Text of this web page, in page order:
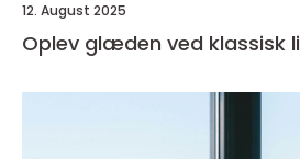
12. August 2025
Oplev glæden ved klassisk